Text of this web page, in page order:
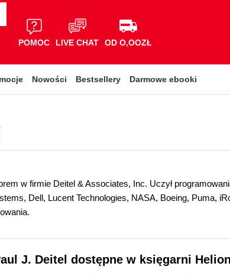
POMOC LIVE CHAT OD O,OOZŁ
Nowości Bestsellery Darmowe ebooki
w firmie Deitel & Associates, Inc. Uczył
Dell, Lucent Technologies, NASA, Boeing, Puma,
J. Deitel dostępne w księgarni Helion